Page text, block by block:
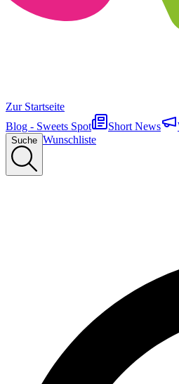
Zur Startseite
Blog - Sweets Spot
Short News
Suche Wunschliste